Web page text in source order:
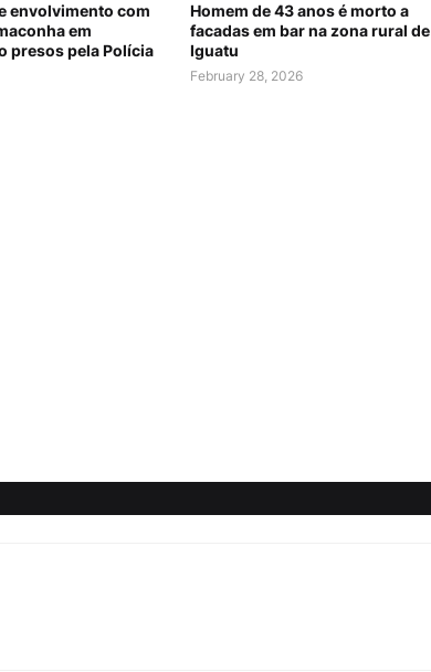
envolvimento com
em
presos pela Polícia
Homem de 43 anos é morto a
facadas em bar na zona rural de
Iguatu
February 28, 2026